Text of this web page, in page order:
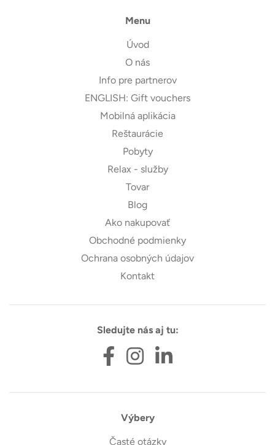
Menu
Úvod
O nás
Info pre partnerov
ENGLISH: Gift vouchers
Mobilná aplikácia
Reštaurácie
Pobyty
Relax - služby
Tovar
Blog
Ako nakupovať
Obchodné podmienky
Ochrana osobných údajov
Kontakt
Sledujte nás aj tu:
Výbery
Časté otázky